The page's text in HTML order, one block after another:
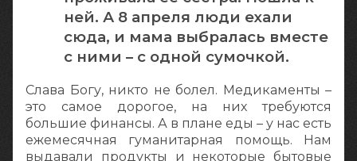
ней. А 8 апреля люди ехали
сюда, и мама выбралась вместе
с ними – с одной сумочкой.
Слава Богу, никто не болел. Медикаменты –
это самое дорогое, на них требуются
большие финансы. А в плане еды – у нас есть
ежемесячная гуманитарная помощь. Нам
выдавали продукты и некоторые бытовые